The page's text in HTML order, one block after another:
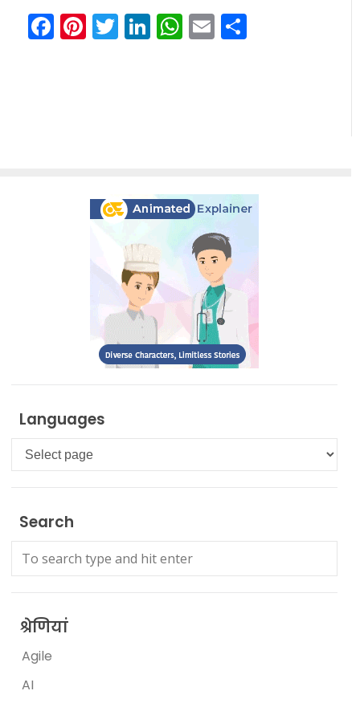
Facebook
Pinterest
Twitter
LinkedIn
WhatsApp
Email
Languages
Languages
Search
श्रेणियां
Agile
AI